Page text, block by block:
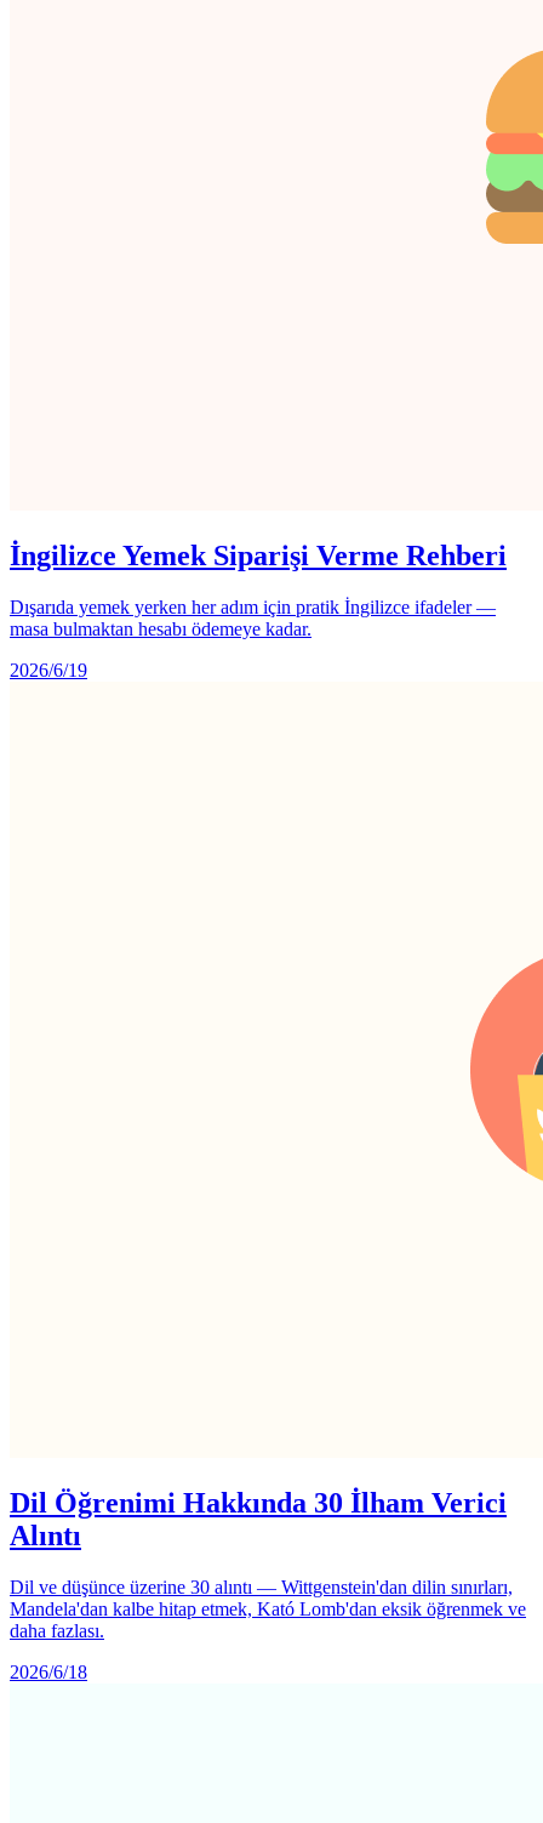
İngilizce Yemek Siparişi Verme Rehberi
Dışarıda yemek yerken her adım için pratik İngilizce ifadeler —
masa bulmaktan hesabı ödemeye kadar.
2026/6/19
Dil Öğrenimi Hakkında 30 İlham Verici
Alıntı
Dil ve düşünce üzerine 30 alıntı — Wittgenstein'dan dilin sınırları,
Mandela'dan kalbe hitap etmek, Kató Lomb'dan eksik öğrenmek ve
daha fazlası.
2026/6/18